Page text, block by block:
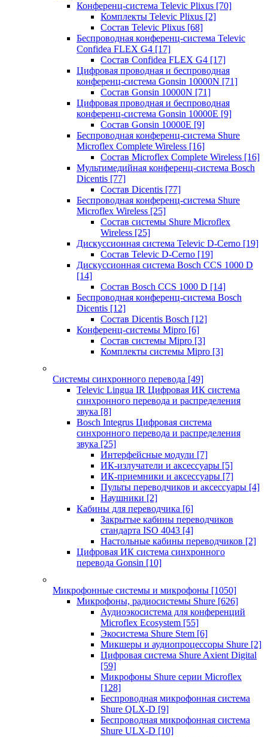
Конференц-система Televic Plixus [70]
Комплекты Televic Plixus [2]
Состав Televic Plixus [68]
Беспроводная конференц-система Televic
Confidea FLEX G4 [17]
Состав Confidea FLEX G4 [17]
Цифровая проводная и беспроводная
конференц-система Gonsin 10000N [71]
Состав Gonsin 10000N [71]
Цифровая проводная и беспроводная
конференц-система Gonsin 10000E [9]
Состав Gonsin 10000E [9]
Беспроводная конференц-система Shure
Microflex Complete Wireless [16]
Состав Microflex Complete Wireless [16]
Мультимедийная конференц-система Bosch
Dicentis [77]
Состав Dicentis [77]
Беспроводная конференц-система Shure
Microflex Wireless [25]
Состав системы Shure Microflex
Wireless [25]
Дискуссионная система Televic D-Cerno [19]
Состав Televic D-Cerno [19]
Дискуссионная система Bosch CCS 1000 D
[14]
Состав Bosch CCS 1000 D [14]
Беспроводная конференц-система Bosch
Dicentis [12]
Состав Dicentis Bosch [12]
Конференц-системы Mipro [6]
Состав системы Mipro [3]
Комплекты системы Mipro [3]
Системы синхронного перевода [49]
Televic Lingua IR Цифровая ИК система
синхронного перевода и распределения
звука [8]
Bosch Integrus Цифровая система
синхронного перевода и распределения
звука [25]
Интерфейсные модули [7]
ИК-излучатели и аксессуары [5]
ИК-приемники и аксессуары [7]
Пульты переводчиков и аксессуары [4]
Наушники [2]
Кабины для переводчика [6]
Закрытые кабины переводчиков
стандарта ISO 4043 [4]
Настольные кабины переводчиков [2]
Цифровая ИК система синхронного
перевода Gonsin [10]
Микрофонные системы и микрофоны [1050]
Микрофоны, радиосистемы Shure [626]
Аудиоэкосистема для конференций
Microflex Ecosystem [55]
Экосистема Shure Stem [6]
Микшеры и аудиопроцессоры Shure [2]
Цифровая система Shure Axient Digital
[59]
Микрофоны Shure серии Microflex
[128]
Беспроводная микрофонная система
Shure QLX-D [9]
Беспроводная микрофонная система
Shure ULX-D [10]